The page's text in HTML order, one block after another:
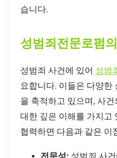
습니다.
성범죄전문로펌
성범죄 사건에 있어 성범
요합니다. 이들은 다양한
을 축적하고 있으며, 사건
대한 깊은 이해를 가지고
협력하면 다음과 같은 이